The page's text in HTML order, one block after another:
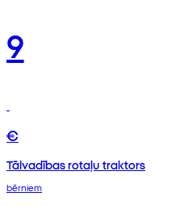
9
€
Tālvadības rotaļu traktors
bērniem